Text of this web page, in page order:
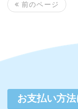
前のページ
お支払い方